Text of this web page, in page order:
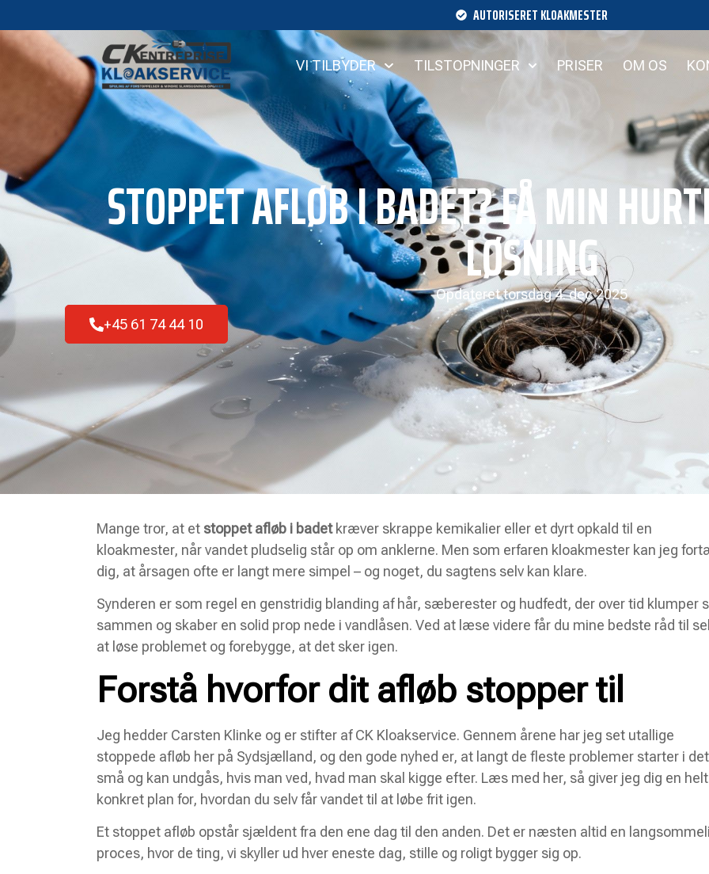
AUTORISERET KLOAKMESTER
VI TILBYDER TILSTOPNINGER PRISER OM OS
STOPPET AFLØB I BADET? FÅ MIN
LØSNING
Opdaterettorsdag 4. dec 2025
+45 61 74 44 10
Mange tror, at et stoppet afløb i badetkræver skrappe kemikalier eller et dyrt opkald til en
kloakmester, når vandet pludselig står op om anklerne. Men som erfaren kloakmester kan jeg
dig, at årsagen ofte er langt mere simpel – og noget, du sagtens selv kan klare.
Synderen er som regel en genstridig blanding af hår, sæberester og hudfedt, der over tid klumper
sammen og skaber en solid prop nede i vandlåsen. Ved at læse videre får du mine bedste råd til
at løse problemet og forebygge, at det sker igen.
Forstå hvorfor dit afløb stopper til
Jeg hedder Carsten Klinke og er stifter af CK Kloakservice. Gennem årene har jeg set utallige
stoppede afløb her på Sydsjælland, og den gode nyhed er, at langt de fleste problemer starter i det
små og kan undgås, hvis man ved, hvad man skal kigge efter. Læs med her, så giver jeg dig en helt
konkret plan for, hvordan du selv får vandet til at løbe frit igen.
Et stoppet afløb opstår sjældent fra den ene dag til den anden. Det er næsten altid en
proces, hvor de ting, vi skyller ud hver eneste dag, stille og roligt bygger sig op.